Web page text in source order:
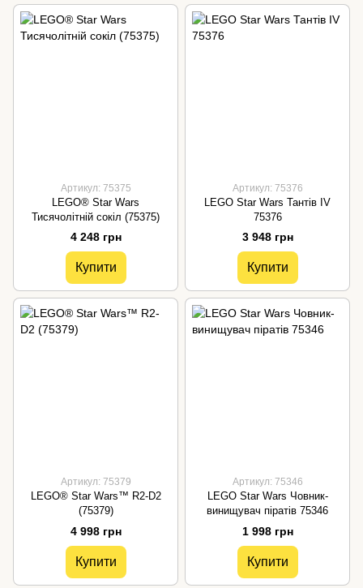
Артикул: 75375
LEGO® Star Wars
Тисячолітній сокіл (75375)
4 248 грн
Купити
Артикул: 75376
LEGO Star Wars Тантів IV
75376
3 948 грн
Купити
Артикул: 75379
LEGO® Star Wars™ R2-D2
(75379)
4 998 грн
Купити
Артикул: 75346
LEGO Star Wars Човник-
винищувач піратів 75346
1 998 грн
Купити